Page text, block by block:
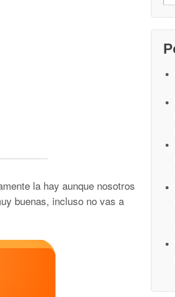
la hay aunque nosotros
buenas, incluso no vas a